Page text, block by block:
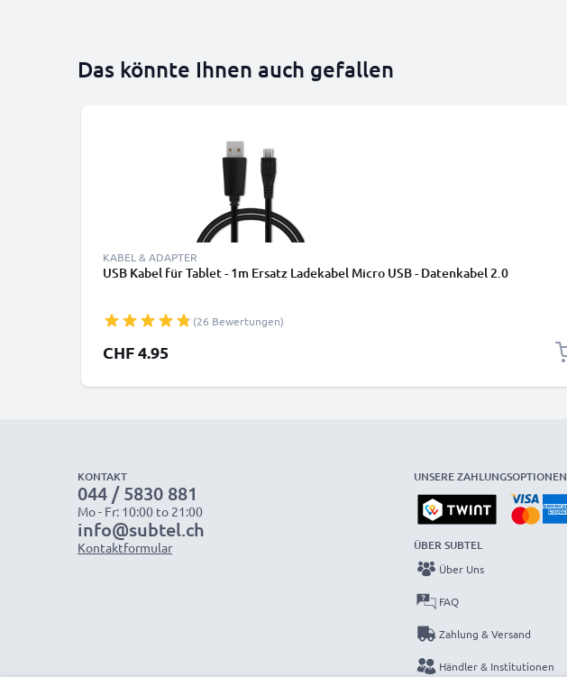
Das könnte Ihnen auch gefallen
KABEL & ADAPTER
USB Kabel für Tablet - 1m Ersatz Ladekabel Micro USB - Datenkabel 2.0
(26 Bewertungen)
CHF 4.95
KONTAKT
044 / 5830 881
Mo - Fr: 10:00 to 21:00
info@subtel.ch
Kontaktformular
UNSERE ZAHLUNGSOPTIONEN
ÜBER SUBTEL
Über Uns
FAQ
Zahlung & Versand
Händler & Institutionen